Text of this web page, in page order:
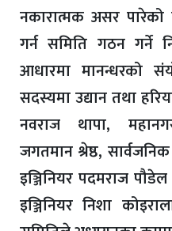
नकारात्मक असर
गर्न समिति गठन गर्ने
आधारमा मानन्धरको
सदस्यमा उद्यान तथा
नवराज थापा,
जगतमान श्रेष्ठ,
इञ्जिनियर पदमराज
इञ्जिनियर निशा